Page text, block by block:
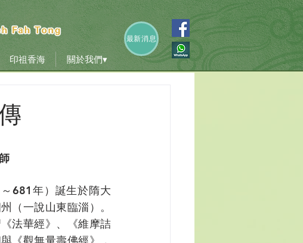
印祖香海 關於我們▾
印祖香海 關於我們▾
最新消息
681年）誕生於隋大
（一說山東臨淄）。
法華經》、《維摩詰